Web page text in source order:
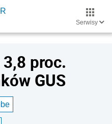
Serwisy
proc.
GUS